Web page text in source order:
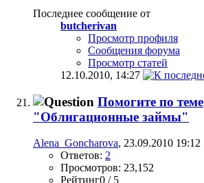
Последнее сообщение от
butcherivan
Просмотр профиля
Сообщения форума
Просмотр статей
12.10.2010, 14:27
Помогите по теме
"Облигационные займы"
Alena_Goncharova, 23.09.2010 19:12
Ответов: 2
Просмотров: 23,152
Рейтинг0 / 5